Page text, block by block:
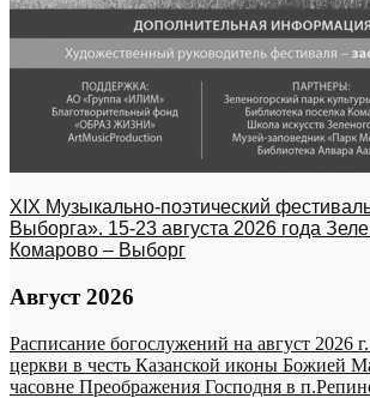
XIX Музыкально-поэтический
Выборга». 15-23 августа 2026 года
Комарово – Выборг
Август 2026
Расписание богослужений на август 2026
церкви в честь Казанской иконы Божией
часовне Преображения Господня в